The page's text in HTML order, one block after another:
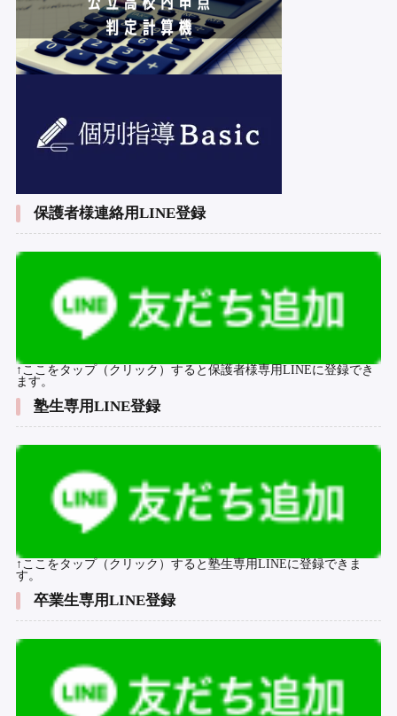
保護者様連絡用LINE登録
↑ここをタップ（クリック）すると保護者様専用LINEに登録でき
ます。
塾生専用LINE登録
↑ここをタップ（クリック）すると塾生専用LINEに登録できま
す。
卒業生専用LINE登録